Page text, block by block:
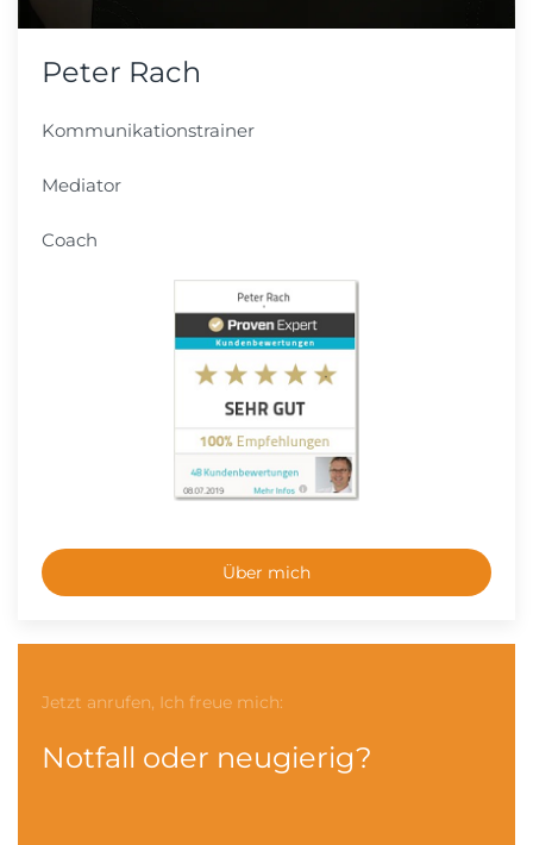
Peter Rach
Kommunikationstrainer
Mediator
Coach
Über mich
Jetzt anrufen, Ich freue mich:
Notfall oder neugierig?